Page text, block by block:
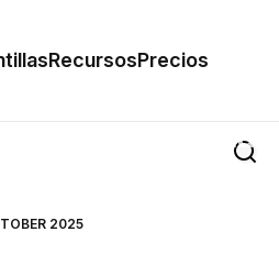
RecursosPrecios
2025